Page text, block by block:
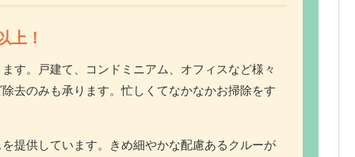
上！
す。戸建て、コンドミニアム、オフィスなど様々
去のみも承ります。忙しくてなかなかお掃除をす
提供しています。きめ細やかな配慮あるクルーが